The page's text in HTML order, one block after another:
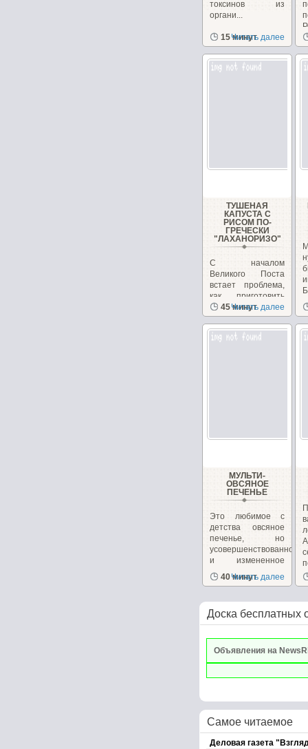
токсинов из
органи...
15 минут
Читать далее
ТУШЕНАЯ
КАПУСТА С
РИСОМ ПО-
ГРЕЧЕСКИ
"ЛАХАНОРИЗО"
С началом
Великого Поста
встает проблема,
как приготовить
вкусные и
питательные...
45 минут
Читать далее
МУЛЬТИ-
ОВСЯНОЕ
ПЕЧЕНЬЕ
Это любимое с
детства овсяное
печенье, но
усовершенствованное
и измененное
для...
40 минут
Читать далее
Доска бесплатных
Объявления на
Самое читаемое